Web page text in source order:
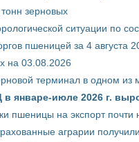
зерновых
ситуации по
пшеницей за 4 августа
на 03.08.2026
терминал в одном из
в январе-июле 2026 г.
пшеницы на экспорт
аграрии